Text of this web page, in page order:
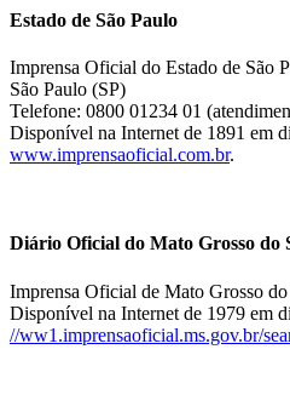
Estado de São Paulo
Imprensa Oficial do Estado de São
São Paulo (SP)
Telefone: 0800 01234 01
Disponível na Internet de 1891 em
www.imprensaoficial.com.br.
Diário Oficial do Mato Grosso do
Imprensa Oficial de Mato Grosso
Disponível na Internet de 1979 em
//ww1.imprensaoficial.ms.gov.br/